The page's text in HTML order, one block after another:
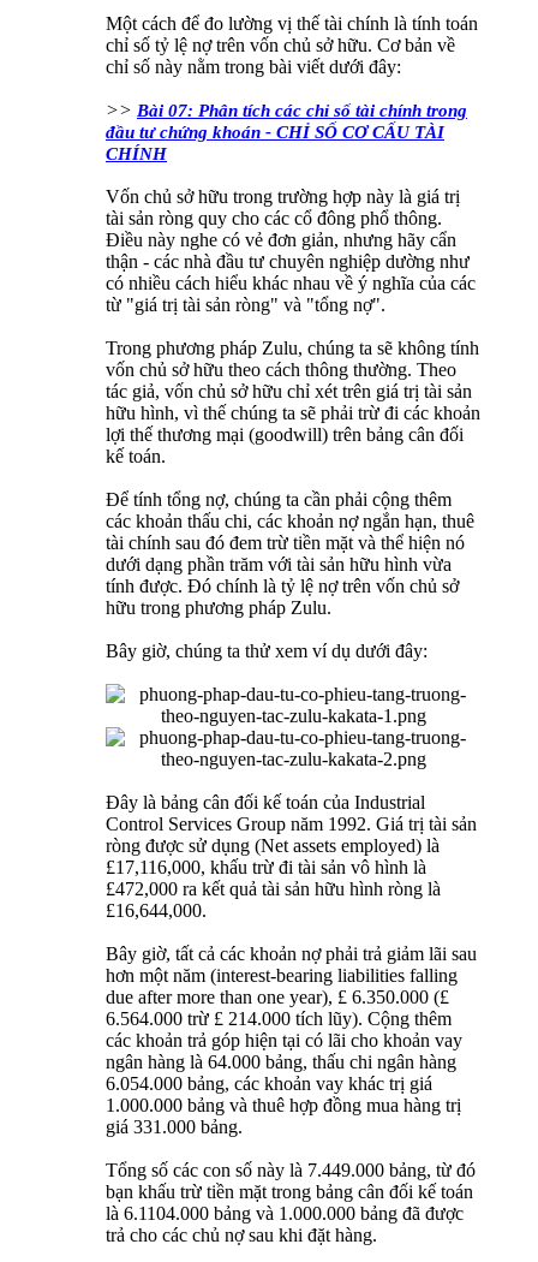
Một cách để đo lường vị thế tài chính là tính toán
chỉ số tỷ lệ nợ trên vốn chủ sở hữu. Cơ bản về
chỉ số này nằm trong bài viết dưới đây:
>> Bài 07: Phân tích các chỉ số tài chính trong
đầu tư chứng khoán - CHỈ SỐ CƠ CẤU TÀI
CHÍNH
Vốn chủ sở hữu trong trường hợp này là giá trị
tài sản ròng quy cho các cổ đông phổ thông.
Điều này nghe có vẻ đơn giản, nhưng hãy cẩn
thận - các nhà đầu tư chuyên nghiệp dường như
có nhiều cách hiểu khác nhau về ý nghĩa của các
từ "giá trị tài sản ròng" và "tổng nợ".
Trong phương pháp Zulu, chúng ta sẽ không tính
vốn chủ sở hữu theo cách thông thường. Theo
tác giả, vốn chủ sở hữu chỉ xét trên giá trị tài sản
hữu hình, vì thế chúng ta sẽ phải trừ đi các khoản
lợi thế thương mại (goodwill) trên bảng cân đối
kế toán.
Để tính tổng nợ, chúng ta cần phải cộng thêm
các khoản thấu chi, các khoản nợ ngắn hạn, thuê
tài chính sau đó đem trừ tiền mặt và thể hiện nó
dưới dạng phần trăm với tài sản hữu hình vừa
tính được. Đó chính là tỷ lệ nợ trên vốn chủ sở
hữu trong phương pháp Zulu.
Bây giờ, chúng ta thử xem ví dụ dưới đây:
Đây là bảng cân đối kế toán của Industrial
Control Services Group năm 1992. Giá trị tài sản
ròng được sử dụng (Net assets employed) là
£17,116,000, khấu trừ đi tài sản vô hình là
£472,000 ra kết quả tài sản hữu hình ròng là
£16,644,000.
Bây giờ, tất cả các khoản nợ phải trả giảm lãi sau
hơn một năm (interest-bearing liabilities falling
due after more than one year), £ 6.350.000 (£
6.564.000 trừ £ 214.000 tích lũy). Cộng thêm
các khoản trả góp hiện tại có lãi cho khoản vay
ngân hàng là 64.000 bảng, thấu chi ngân hàng
6.054.000 bảng, các khoản vay khác trị giá
1.000.000 bảng và thuê hợp đồng mua hàng trị
giá 331.000 bảng.
Tổng số các con số này là 7.449.000 bảng, từ đó
bạn khấu trừ tiền mặt trong bảng cân đối kế toán
là 6.1104.000 bảng và 1.000.000 bảng đã được
trả cho các chủ nợ sau khi đặt hàng.